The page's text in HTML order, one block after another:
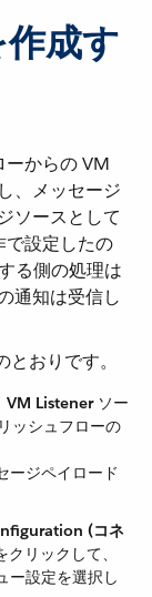
成す
からの VM
、メッセージ
ソースとして
で設定したの
る側の処理は
通知は受信し
おりです。
VM Listener​ ソー
ッシュフローの
ージペイロード
(コネ
リックして、
ー設定を選択し